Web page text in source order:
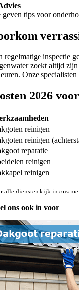
geven tips voor
regelmatige inspectie
zoekt altijd
Onze
2026
reinigen
reinigen
reparatie
reinigen
reinigen
alle diensten kijk in ons
ons ook in voor